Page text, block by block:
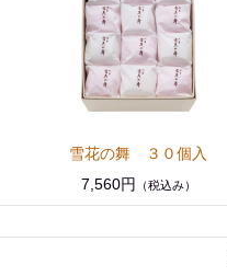
雪花の舞 ３０個入
7,560円
（税込み）